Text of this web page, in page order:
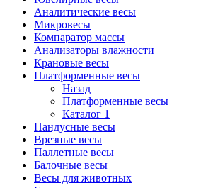
Аналитические весы
Микровесы
Компаратор массы
Анализаторы влажности
Крановые весы
Платформенные весы
Назад
Платформенные весы
Каталог 1
Пандусные весы
Врезные весы
Паллетные весы
Балочные весы
Весы для животных